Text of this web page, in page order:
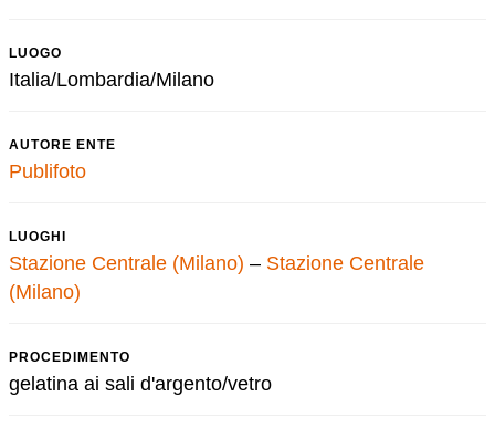
LUOGO
Italia/Lombardia/Milano
AUTORE ENTE
Publifoto
LUOGHI
Stazione Centrale (Milano) – Stazione Centrale
(Milano)
PROCEDIMENTO
gelatina ai sali d'argento/vetro